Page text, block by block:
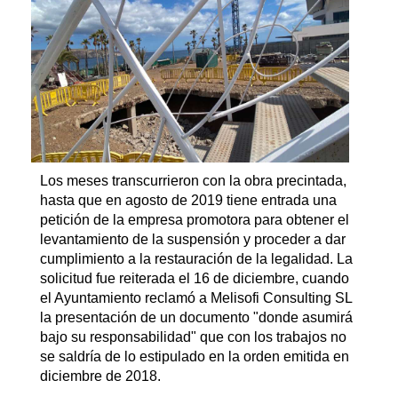
Los meses transcurrieron con la obra precintada,
hasta que en agosto de 2019 tiene entrada una
petición de la empresa promotora para obtener el
levantamiento de la suspensión y proceder a dar
cumplimiento a la restauración de la legalidad. La
solicitud fue reiterada el 16 de diciembre, cuando
el Ayuntamiento reclamó a Melisofi Consulting SL
la presentación de un documento "donde asumirá
bajo su responsabilidad" que con los trabajos no
se saldría de lo estipulado en la orden emitida en
diciembre de 2018.